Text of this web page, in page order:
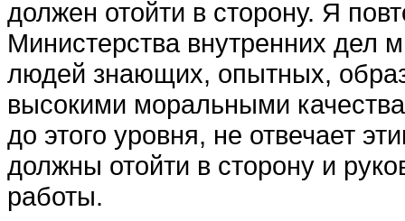
дол­жен отойти в сторону. Я
Министерства внутренних дел
людей знаю­щих, опытных,
высокими моральны­ми
до этого уровня, не отвечает
должны отойти в сторону и
работы.